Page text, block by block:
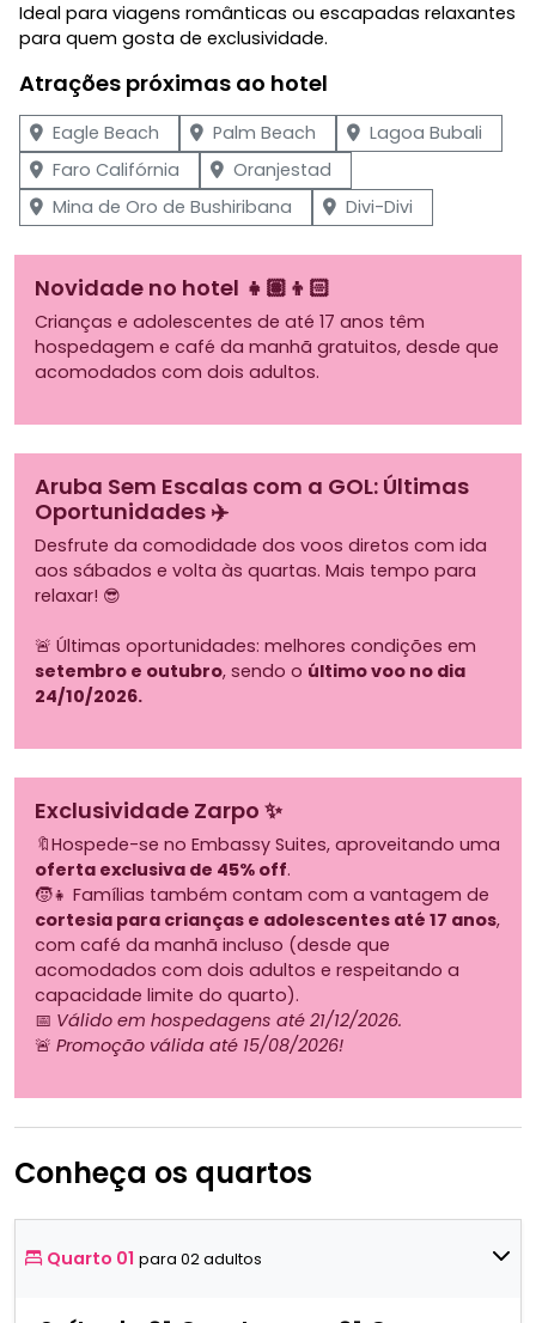
Ideal para viagens românticas ou escapadas relaxantes
para quem gosta de exclusividade.
Atrações próximas ao hotel
Eagle Beach Palm Beach
Lagoa Bubali
Faro Califórnia
Oranjestad
Mina de Oro de Bushiribana
Divi-Divi
Novidade no hotel 👧🏽👦🏻
Crianças e adolescentes de até 17 anos têm
hospedagem e café da manhã gratuitos, desde que
acomodados com dois adultos.
Aruba Sem Escalas com a GOL: Últimas
Oportunidades ✈️
Desfrute da comodidade dos voos diretos com ida
aos sábados e volta às quartas. Mais tempo para
relaxar! 😎
🚨 Últimas oportunidades: melhores condições em
setembro e outubro, sendo o último voo no dia
24/10/2026.
Exclusividade Zarpo ✨
🔖Hospede-se no Embassy Suites, aproveitando uma
oferta exclusiva de 45% off.
🧒👧 Famílias também contam com a vantagem de
cortesia para crianças e adolescentes até 17 anos,
com café da manhã incluso (desde que
acomodados com dois adultos e respeitando a
capacidade limite do quarto).
📅 Válido em hospedagens até 21/12/2026.
🚨 Promoção válida até 15/08/2026!
Conheça os quartos
Quarto 01 para 02 adultos